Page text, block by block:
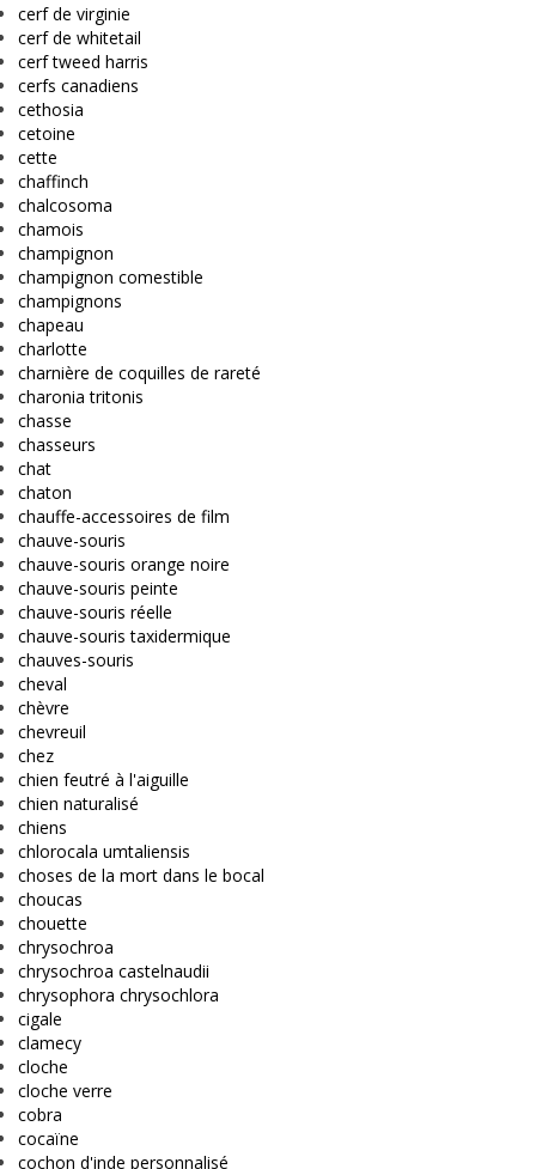
cerf de virginie
cerf de whitetail
cerf tweed harris
cerfs canadiens
cethosia
cetoine
cette
chaffinch
chalcosoma
chamois
champignon
champignon comestible
champignons
chapeau
charlotte
charnière de coquilles de rareté
charonia tritonis
chasse
chasseurs
chat
chaton
chauffe-accessoires de film
chauve-souris
chauve-souris orange noire
chauve-souris peinte
chauve-souris réelle
chauve-souris taxidermique
chauves-souris
cheval
chèvre
chevreuil
chez
chien feutré à l'aiguille
chien naturalisé
chiens
chlorocala umtaliensis
choses de la mort dans le bocal
choucas
chouette
chrysochroa
chrysochroa castelnaudii
chrysophora chrysochlora
cigale
clamecy
cloche
cloche verre
cobra
cocaïne
cochon d'inde personnalisé